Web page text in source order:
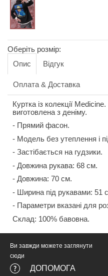
Оберіть розмір:
Опис Відгук
Оплата & Доставка
Куртка із колекції
виготовлена з деніму.
- Прямий фасон.
- Модель без утеплення і
- Застібається на гудзики.
- Довжина рукава: 68 см.
- Довжина: 70 см.
- Ширина під рукавами: 51
- Параметри вказані для
Склад: 100% бавовна.
Ви завжди можете заглянути
сюди
ДОПОМОГА